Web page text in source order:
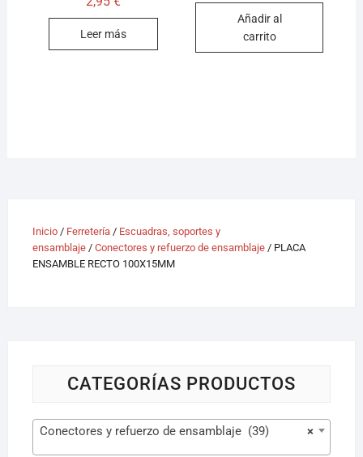
Leer más
Añadir al
carrito
Inicio/ Ferretería/ Escuadras, soportes y
ensamblaje/ Conectores y refuerzo de ensamblaje/ PLACA
ENSAMBLE RECTO 100X15MM
CATEGORÍAS PRODUCTOS
×
Conectores y refuerzo de ensamblaje (39)